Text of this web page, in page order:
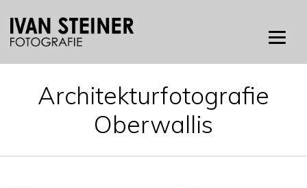
Architekturfotografie
Oberwallis